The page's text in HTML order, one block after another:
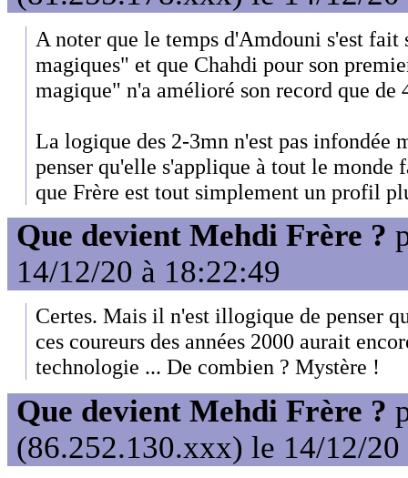
A noter que le temps d'Amdouni s'est fait
magiques" et que Chahdi pour son
magique" n'a amélioré son record que de
La logique des 2-3mn n'est pas infondée
penser qu'elle s'applique à tout le monde
que Frère est tout simplement un profil
Que devient Mehdi Frère ?
14/12/20 à 18:22:49
Certes. Mais il n'est illogique de penser
ces coureurs des années 2000 aurait
technologie ... De combien ? Mystère !
Que devient Mehdi Frère ?
(86.252.130.xxx) le 14/12/20